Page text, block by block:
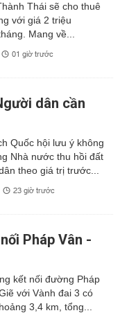
Thái sẽ cho thuê
với giá 2 triệu
Mang về...
01 giờ trước
dân cần
Quốc hội lưu ý không
Nhà nước thu hồi đất
theo giá trị trước...
23 giờ trước
Pháp Vân -
kết nối đường Pháp
với Vành đai 3 có
3,4 km, tổng...